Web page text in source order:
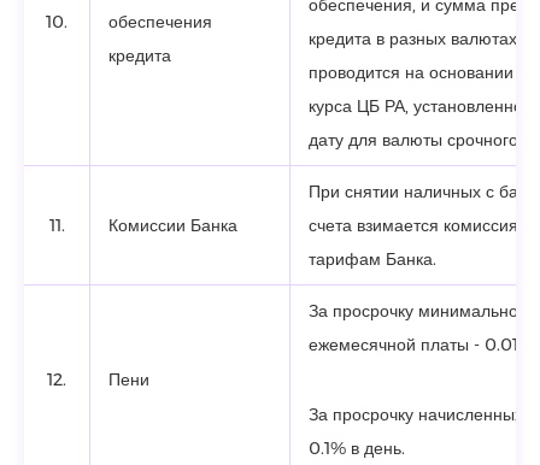
10.
обеспечения
кредита
обеспечения, и сумма
кредита в разных валютах,
проводится на основании
курса ЦБ РА,
дату для валюты срочного
11. Комиссии Банка
При снятии наличных с
счета взимается комиссия
тарифам Банка.
12. Пени
За просрочку минимальной
ежемесячной платы -
За просрочку начисленных
0.1% в день.